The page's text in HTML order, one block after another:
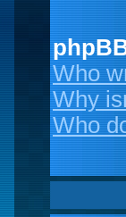
Who
Why
Who